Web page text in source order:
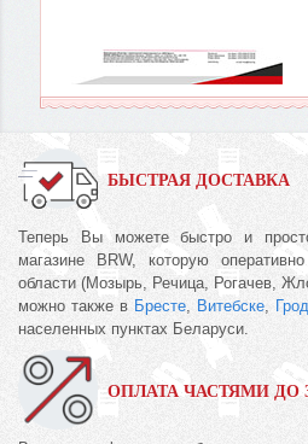
БЫСТРАЯ ДОСТАВКА
Теперь Вы можете быстро и
магазине BRW, которую
области (Мозырь, Речица, Рогачев,
можно также в Бресте, Витебске,
населенных пунктах Беларуси.
ОПЛАТА ЧАСТЯМИ ДО